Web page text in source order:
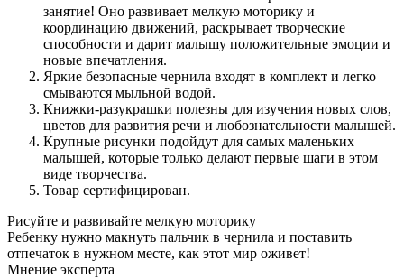
занятие! Оно развивает мелкую моторику и
координацию движений, раскрывает творческие
способности и дарит малышу положительные эмоции и
новые впечатления.
Яркие безопасные чернила входят в комплект и легко
смываются мыльной водой.
Книжки-разукрашки полезны для изучения новых слов,
цветов для развития речи и любознательности малышей.
Крупные рисунки подойдут для самых маленьких
малышей, которые только делают первые шаги в этом
виде творчества.
Товар сертифицирован.
Рисуйте и развивайте мелкую моторику
Ребенку нужно макнуть пальчик в чернила и поставить
отпечаток в нужном месте, как этот мир оживет!
Мнение эксперта